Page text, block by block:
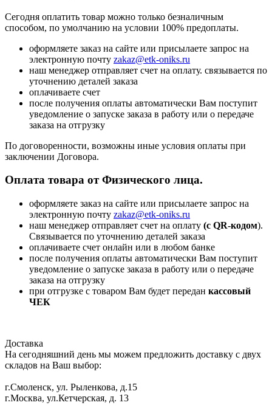
Сегодня оплатить товар можно только безналичным
способом, по умолчанию на условии 100% предоплаты.
оформляете заказ на сайте или присылаете запрос на
электронную почту zakaz@etk-oniks.ru
наш менеджер отправляет счет на оплату. связывается по
уточнению деталей заказа
оплачиваете счет
после получения оплаты автоматически Вам поступит
уведомление о запуске заказа в работу или о передаче
заказа на отгрузку
По договоренности, возможны иные условия оплаты при
заключении Договора.
Оплата товара от Физического лица.
оформляете заказ на сайте или присылаете запрос на
электронную почту zakaz@etk-oniks.ru
наш менеджер отправляет счет на оплату (с QR-кодом).
Связывается по уточнению деталей заказа
оплачиваете счет онлайн или в любом банке
после получения оплаты автоматически Вам поступит
уведомление о запуске заказа в работу или о передаче
заказа на отгрузку
при отгрузке с товаром Вам будет передан кассовый
ЧЕК
Доставка
На сегодняшний день мы можем предложить доставку с двух
складов на Ваш выбор:
г.Смоленск, ул. Рыленкова, д.15
г.Москва, ул.Кетчерская, д. 13